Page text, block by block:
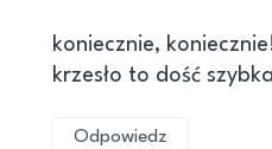
koniecznie,
krzesło to dość
Odpowiedz